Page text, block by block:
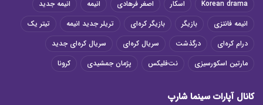
Korean drama اسکار اصغر فرهادی انیمه
انیمه جدید
انیمه فانتزی
بازیگر بازیگر کره‌ای تریلر جدید انیمه
تیتر یک
درام کره‌ای
درگذشت سریال کره‌ای
سریال کره‌ای جدید
مارتین اسکورسیزی
نت‌فلیکس پژمان جمشیدی کرونا
کانال آپارات سینما شارپ